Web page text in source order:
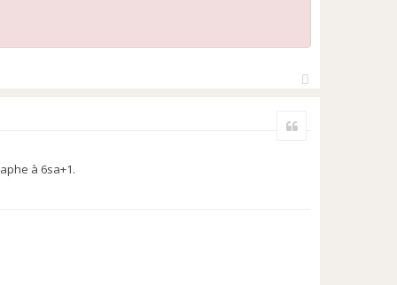
à 6sa+1.